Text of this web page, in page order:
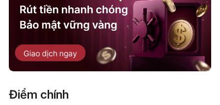
Điểm chính